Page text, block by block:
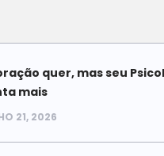
quer, mas seu
mais
21, 2026